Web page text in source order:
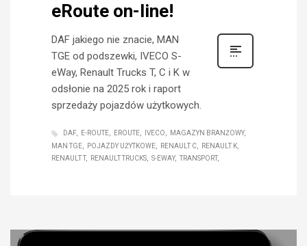
eRoute on-line!
DAF jakiego nie znacie, MAN
TGE od podszewki, IVECO S-
eWay, Renault Trucks T, C i K w
odsłonie na 2025 rok i raport
sprzedaży pojazdów użytkowych.
DAF E-ROUTE EROUTE IVECO
MAGAZYN BRANŻOWY
MAN TGE
POJAZDY UŻYTKOWE RENAULT C
RENAULT K
RENAULT T
RENAULT TRUCKS S-EWAY TRANSPORT